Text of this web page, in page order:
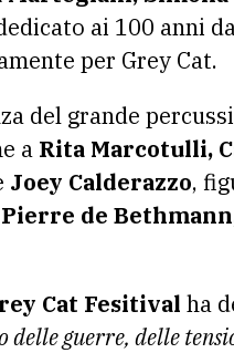
ai 100 anni
per Grey Cat.
del grande
a Rita Marcotulli,
Joey Calderazzo,
Pierre de
Cat Fesitival ha
guerre, delle